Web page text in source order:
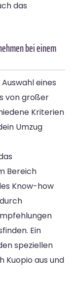
das
bei einem
eines
von großer
Kriterien
Umzug
Bereich
Know-how
Ein
speziellen
Kuopio aus und